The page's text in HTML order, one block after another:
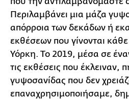
Περιλαμβάνει μια μάζα
απόρροια των δεκάδων ή
εκθέσεων που γίνονται
Υόρκη. Το 2019, μέσα σε
τις εκθέσεις που έκλειναν,
γυψοσανίδας που δεν
επαναχρησιμοποιήσαμε,